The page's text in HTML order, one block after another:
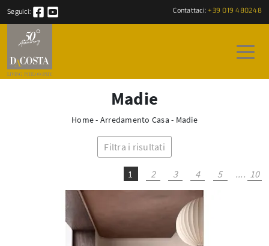
Seguici: Contattaci: +39 019 480248
Madie
Home- Arredamento Casa - Madie
Filtra i risultati
1 2 3 4 5 .... 10